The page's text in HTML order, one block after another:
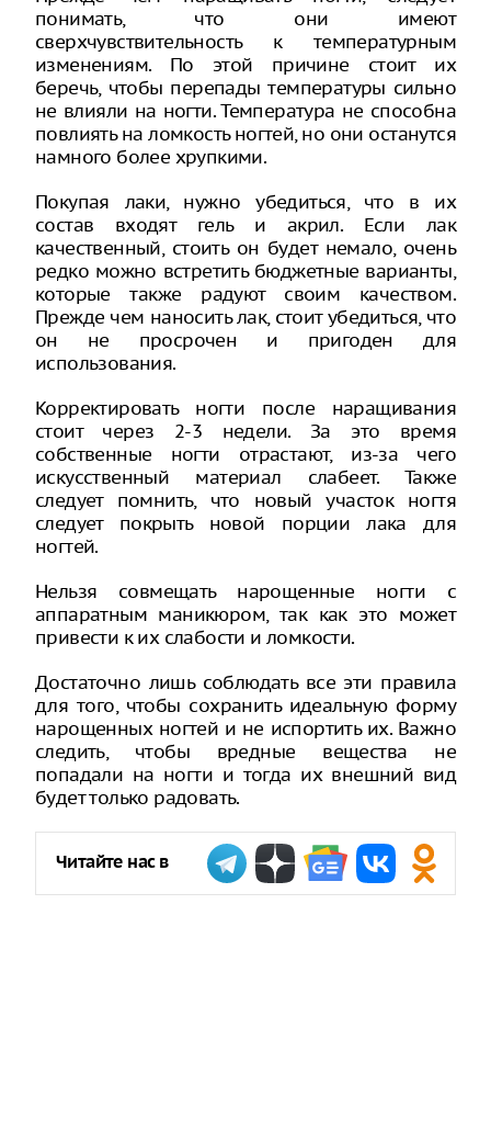
понимать, что они имеют
сверхчувствительность к температурным
изменениям. По этой причине стоит их
беречь, чтобы перепады температуры сильно
не влияли на ногти. Температура не способна
повлиять на ломкость ногтей, но они останутся
намного более хрупкими.
Покупая лаки, нужно убедиться, что в их
состав входят гель и акрил. Если лак
качественный, стоить он будет немало, очень
редко можно встретить бюджетные варианты,
которые также радуют своим качеством.
Прежде чем наносить лак, стоит убедиться, что
он не просрочен и пригоден для
использования.
Корректировать ногти после наращивания
стоит через 2-3 недели. За это время
собственные ногти отрастают, из-за чего
искусственный материал слабеет. Также
следует помнить, что новый участок ногтя
следует покрыть новой порции лака для
ногтей.
Нельзя совмещать нарощенные ногти с
аппаратным маникюром, так как это может
привести к их слабости и ломкости.
Достаточно лишь соблюдать все эти правила
для того, чтобы сохранить идеальную форму
нарощенных ногтей и не испортить их. Важно
следить, чтобы вредные вещества не
попадали на ногти и тогда их внешний вид
будет только радовать.
Читайте нас в